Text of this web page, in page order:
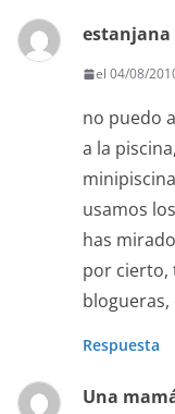
estanjana
el 04/08/
no puedo
a la
usamos
has
por cierto,
blogueras,
Respuesta
Una